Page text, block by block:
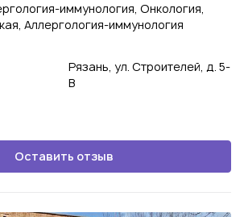
иммунология, Онкология,
Аллергология-иммунология
Рязань, ул. Строителей, д. 5-
В
Оставить отзыв